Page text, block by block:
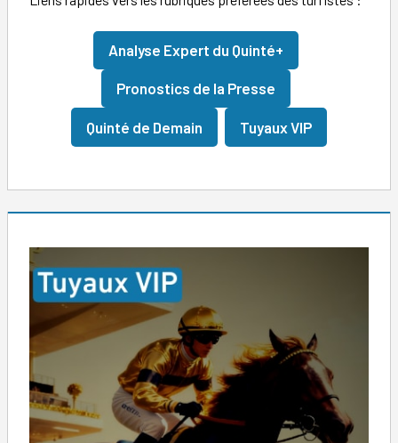
Analyse Expert du Quinté+
Pronostics de la Presse
Quinté de Demain Tuyaux VIP